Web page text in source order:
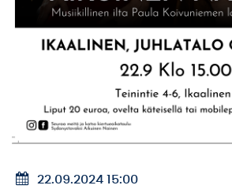
22.09.2024 15:00